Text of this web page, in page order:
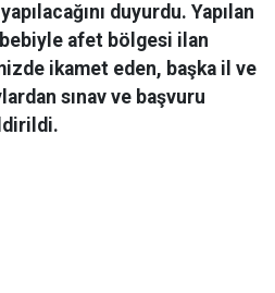
duyurdu. Yapılan
afet bölgesi ilan
ikamet eden, başka il ve
sınav ve başvuru